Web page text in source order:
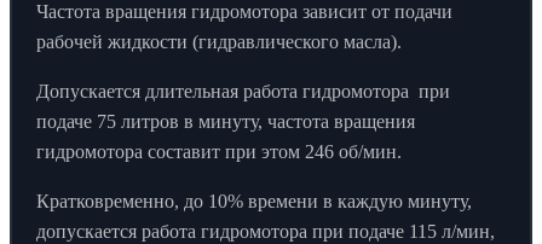
Частота вращения гидромотора зависит от подачи
рабочей жидкости (гидравлического масла).
Допускается длительная работа гидромотора при
подаче 75 литров в минуту, частота вращения
гидромотора составит при этом 246 об/мин.
Кратковременно, до 10% времени в каждую минуту,
допускается работа гидромотора при подаче 115 л/мин,